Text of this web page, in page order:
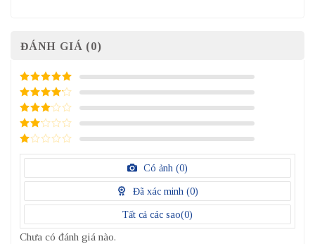
ĐÁNH GIÁ (0)
5/ 5 điểm
4/ 5
điểm
3/ 5
điểm
2/
điểm
1
điểm
Có ảnh (0)
Đã xác minh (0)
Tất cả các sao(0)
Chưa có đánh giá nào.